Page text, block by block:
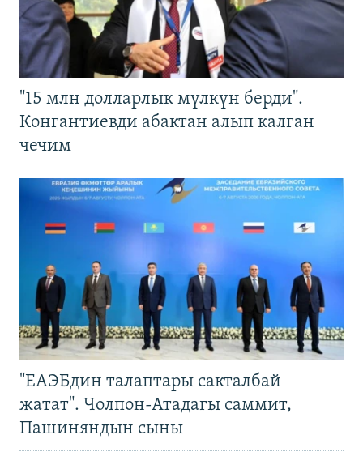
"15 млн долларлык мүлкүн берди".
Конгантиевди абактан алып калган
чечим
"ЕАЭБдин талаптары сакталбай
жатат". Чолпон-Атадагы саммит,
Пашиняндын сыны